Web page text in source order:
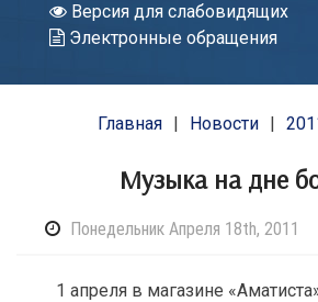
Версия для слабовидящих
Электронные обращения
Главная Новости
Музыка на дне
Понедельник Апреля 18th, 2011
1 апреля в магазине